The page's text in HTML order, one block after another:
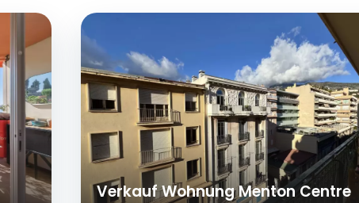
Verkauf Wohnung Menton Centre